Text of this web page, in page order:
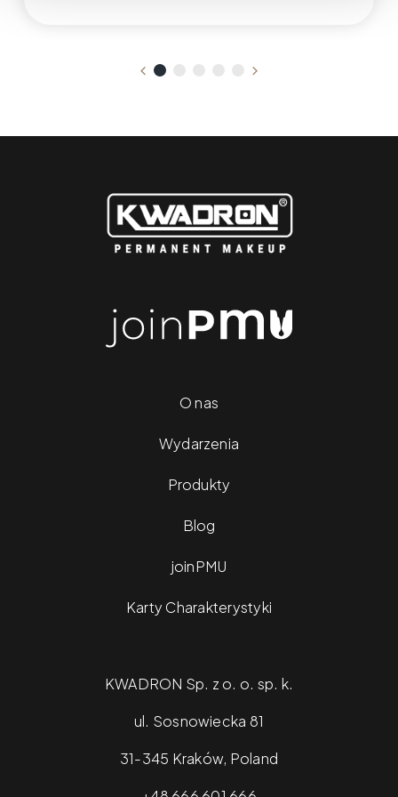
O nas
Wydarzenia
Produkty
Blog
joinPMU
Karty Charakterystyki
KWADRON Sp. z o. o. sp. k.
ul. Sosnowiecka 81
31-345 Kraków, Poland